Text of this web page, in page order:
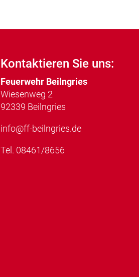
Kontaktieren Sie uns:
Feuerwehr Beilngries
Wiesenweg 2
92339 Beilngries
info@ff-beilngries.de
Tel. 08461/8656